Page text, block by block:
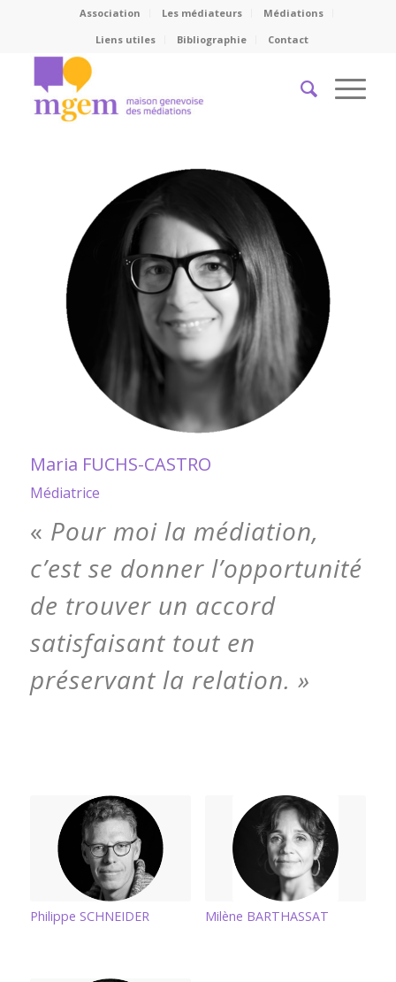
Association Les médiateurs
Médiations
Liens utiles
Bibliographie Contact
Maria FUCHS-CASTRO
Médiatrice
« Pour moi la médiation,
c’est se donner l’opportunité
de trouver un accord
satisfaisant tout en
préservant la relation. »
Philippe SCHNEIDER Milène BARTHASSAT